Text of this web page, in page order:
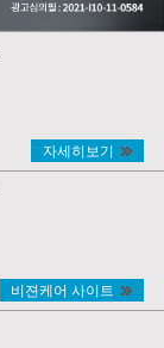
자세히보기
비젼케어 사이트